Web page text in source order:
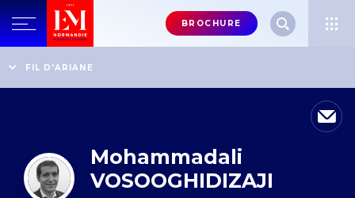
Menu
header-
BROCHURE
FIL D'ARIANE
Mohammadali VOSOOGHIDIZAJI
Mohammadali
VOSOOGHIDIZAJI